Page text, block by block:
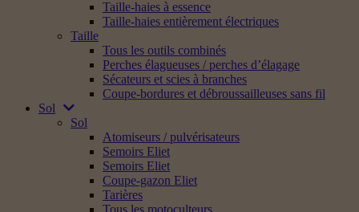
Taille-haies à essence
Taille-haies entièrement électriques
Taille
Tous les outils combinés
Perches élagueuses / perches d’élagage
Sécateurs et scies à branches
Coupe-bordures et débroussailleuses sans fil
Sol
Sol
Atomiseurs / pulvérisateurs
Semoirs Eliet
Semoirs Eliet
Coupe-gazon Eliet
Tarières
Tous les motoculteurs